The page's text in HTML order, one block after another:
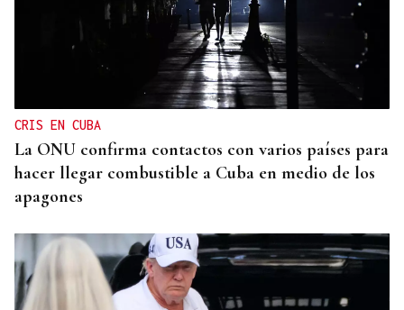
CRIS EN CUBA
La ONU confirma contactos con varios países para
hacer llegar combustible a Cuba en medio de los
apagones